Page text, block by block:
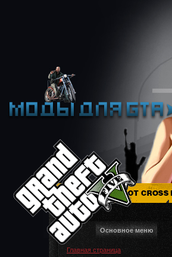
Основное меню
Главная страница